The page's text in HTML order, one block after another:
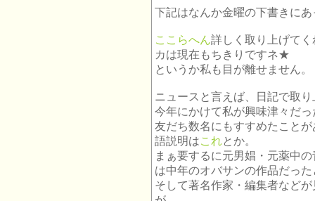
下記はなんか金曜の下書きに
ここらへん詳しく取り上げて
カは現在もちきりですネ★
というか私も目が離せません。
ニュースと言えば、日記で取
今年にかけて私が興味津々だ
友だち数名にもすすめたこと
語説明はこれとか。
まぁ要するに元男娼・元薬中
は中年のオバサンの作品だっ
そして著名作家・編集者など